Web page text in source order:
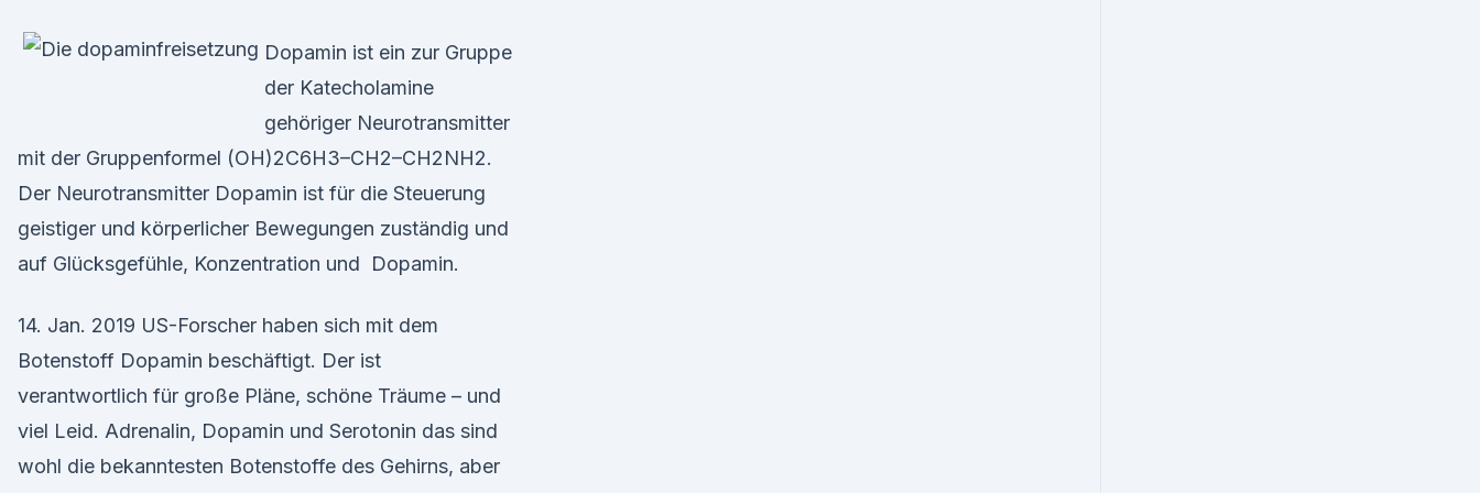
Dopamin ist ein zur Gruppe
der Katecholamine
gehöriger Neurotransmitter
mit der Gruppenformel (OH)2C6H3–CH2–CH2NH2.
Der Neurotransmitter Dopamin ist für die Steuerung
geistiger und körperlicher Bewegungen zuständig und
auf Glücksgefühle, Konzentration und Dopamin.
14. Jan. 2019 US-Forscher haben sich mit dem
Botenstoff Dopamin beschäftigt. Der ist
verantwortlich für große Pläne, schöne Träume – und
viel Leid. Adrenalin, Dopamin und Serotonin das sind
wohl die bekanntesten Botenstoffe des Gehirns, aber